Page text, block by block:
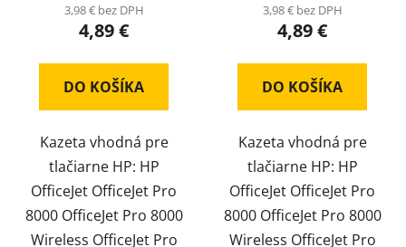
3,98 € bez DPH
4,89 €
DO KOŠÍKA
Kazeta vhodná pre
tlačiarne HP: HP
OfficeJet OfficeJet Pro
8000 OfficeJet Pro 8000
Wireless OfficeJet Pro
3,98 € bez DPH
4,89 €
DO KOŠÍKA
Kazeta vhodná pre
tlačiarne HP: HP
OfficeJet OfficeJet Pro
8000 OfficeJet Pro 8000
Wireless OfficeJet Pro